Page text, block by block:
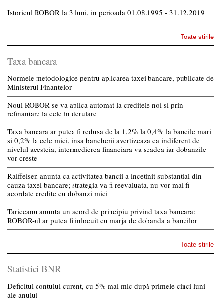
Istoricul ROBOR la 3 luni, in perioada 01.08.1995 - 31.12.2019
Toate stirile
Taxa bancara
Normele metodologice pentru aplicarea taxei bancare, publicate de
Ministerul Finantelor
Noul ROBOR se va aplica automat la creditele noi si prin
refinantare la cele in derulare
Taxa bancara ar putea fi redusa de la 1,2% la 0,4% la bancile mari
si 0,2% la cele mici, insa bancherii avertizeaza ca indiferent de
nivelul acesteia, intermedierea financiara va scadea iar dobanzile
vor creste
Raiffeisen anunta ca activitatea bancii a incetinit substantial din
cauza taxei bancare; strategia va fi reevaluata, nu vor mai fi
acordate credite cu dobanzi mici
Tariceanu anunta un acord de principiu privind taxa bancara:
ROBOR-ul ar putea fi inlocuit cu marja de dobanda a bancilor
Toate stirile
Statistici BNR
Deficitul contului curent, cu 5% mai mic după primele cinci luni
ale anului